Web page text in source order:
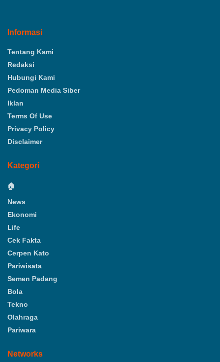
Informasi
Tentang Kami
Redaksi
Hubungi Kami
Pedoman Media Siber
Iklan
Terms Of Use
Privacy Policy
Disclaimer
Kategori
🏠
News
Ekonomi
Life
Cek Fakta
Cerpen Kato
Pariwisata
Semen Padang
Bola
Tekno
Olahraga
Pariwara
Networks